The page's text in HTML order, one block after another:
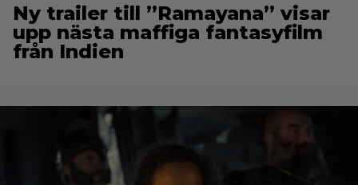
Ny trailer till ”Ramayana” visar
upp nästa maffiga fantasyfilm
från Indien